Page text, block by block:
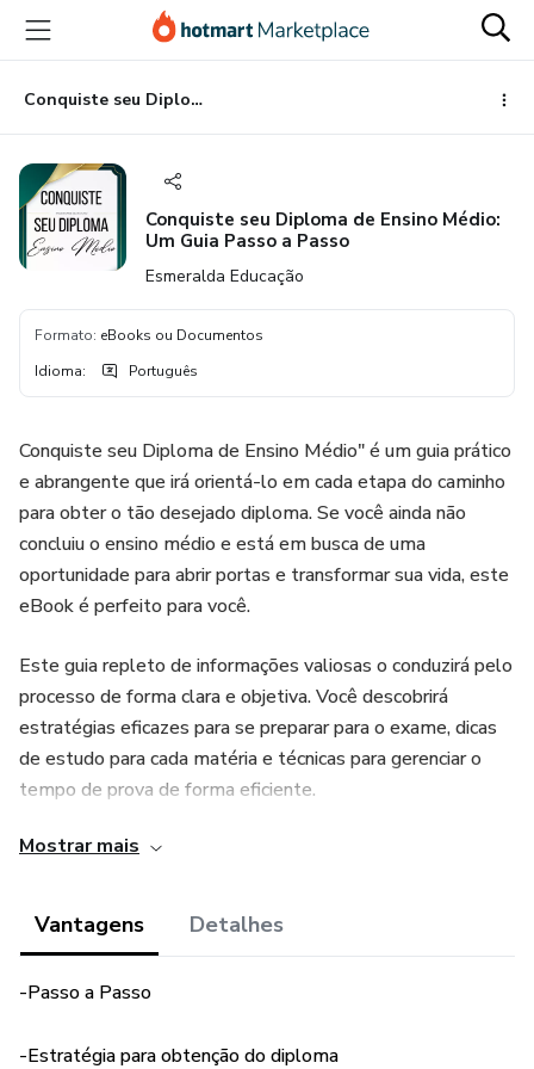
para
conteúdo
principal
para
pagamento
para
rodapé
Conquiste seu Diploma de Ensino Médio: Um Guia Passo a Passo
Conquiste seu Diploma de Ensino Médio:
Um Guia Passo a Passo
Esmeralda Educação
Formato: eBooks ou Documentos
Idioma: Português
Conquiste seu Diploma de Ensino Médio" é um guia prático
e abrangente que irá orientá-lo em cada etapa do caminho
para obter o tão desejado diploma. Se você ainda não
concluiu o ensino médio e está em busca de uma
oportunidade para abrir portas e transformar sua vida, este
eBook é perfeito para você.
Este guia repleto de informações valiosas o conduzirá pelo
processo de forma clara e objetiva. Você descobrirá
estratégias eficazes para se preparar para o exame, dicas
de estudo para cada matéria e técnicas para gerenciar o
tempo de prova de forma eficiente.
Desde a escolha do material de estudo até a criação de
aliado na jornada rumo à conquista do diploma de ensino
médio. Aprenda a superar desafios, adquirir conhecimentos
sucesso acadêmico.
Mostrar mais
Vantagens Detalhes
-Passo a Passo
-Estratégia para obtenção do diploma